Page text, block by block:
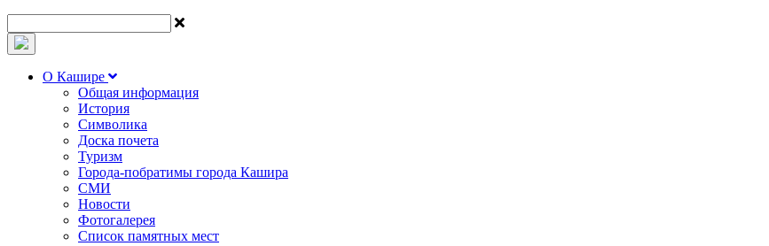
О Кашире
Общая информация
История
Символика
Доска почета
Туризм
Города-побратимы города Кашира
СМИ
Новости
Фотогалерея
Список памятных мест